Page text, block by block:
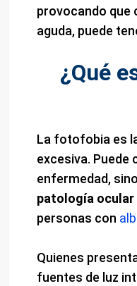
provocando que
aguda, puede
¿Qué
La fotofobia es
excesiva. Puede
enfermedad,
patología ocular
personas con
Quienes
fuentes de luz